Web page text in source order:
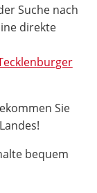
Suche nach
direkte
Sie
bequem